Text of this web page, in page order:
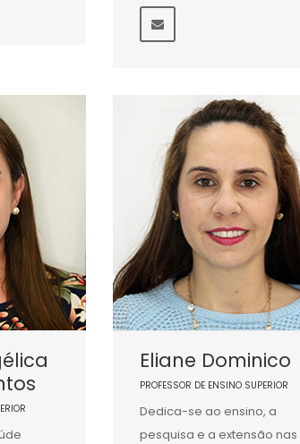
Eliane Dominico
PROFESSOR DE ENSINO SUPERIOR
Dedica-se ao ensino, a
pesquisa e a extensão nas